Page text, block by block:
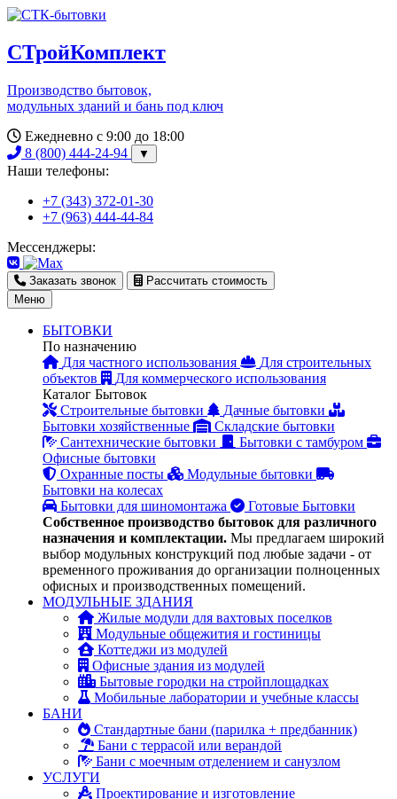
СТройКомплект
Производство бытовок,
модульных зданий и бань под ключ
Ежедневно с 9:00 до 18:00
8 (800) 444-24-94
▼
Наши телефоны:
+7 (343) 372-01-30
+7 (963) 444-44-84
Мессенджеры:
Заказать звонок
Рассчитать стоимость
Меню
БЫТОВКИ
По назначению
Для частного использования
Для строительных
объектов
Для коммерческого использования
Каталог Бытовок
Строительные бытовки
Дачные бытовки
Бытовки хозяйственные
Складские бытовки
Сантехнические бытовки
Бытовки с тамбуром
Офисные бытовки
Охранные посты
Модульные бытовки
Бытовки на колесах
Бытовки для шиномонтажа
Готовые Бытовки
Собственное производство бытовок для различного
назначения и комплектации. Мы предлагаем широкий
выбор модульных конструкций под любые задачи - от
временного проживания до организации полноценных
офисных и производственных помещений.
МОДУЛЬНЫЕ ЗДАНИЯ
Жилые модули для вахтовых поселков
Модульные общежития и гостиницы
Коттеджи из модулей
Офисные здания из модулей
Бытовые городки на стройплощадках
Мобильные лаборатории и учебные классы
БАНИ
Стандартные бани (парилка + предбанник)
Бани с террасой или верандой
Бани с моечным отделением и санузлом
УСЛУГИ
Проектирование и изготовление